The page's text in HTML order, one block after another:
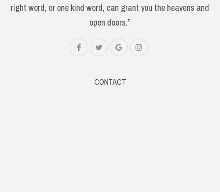
right word, or one kind word, can grant you the heavens and
open doors.”
CONTACT